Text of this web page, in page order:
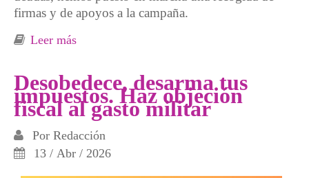
firmas y de apoyos a la campaña.
Leer más
Desobedece, desarma tus
impuestos. Haz objeción
fiscal al gasto militar
Por Redacción
13 / Abr / 2026